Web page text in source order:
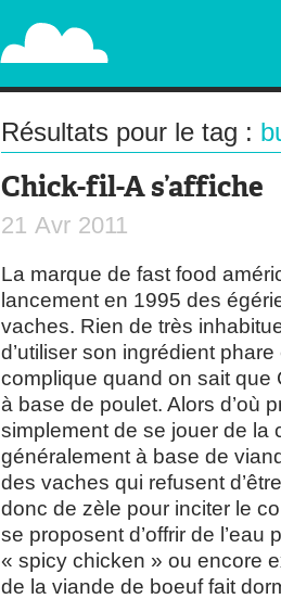
PAPERPLANE
STREET, AMBIENT, GUÉRILLA MARKETING
Résultats pour le tag :
Chick-fil-A s’affiche
21 Avr 2011
La marque de fast food
lancement en 1995 des
vaches. Rien de très
d’utiliser son ingrédient
complique quand on sait que
à base de poulet. Alors d’où
simplement de se jouer de la
généralement à base de
des vaches qui refusent
donc de zèle pour inciter le
se proposent d’offrir de
« spicy chicken » ou encore
de la viande de boeuf fait